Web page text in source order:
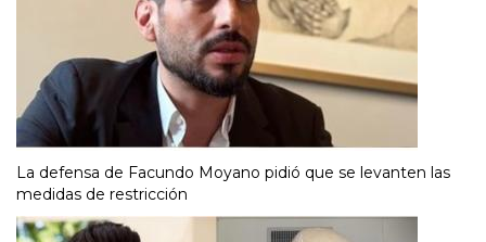
La defensa de Facundo Moyano pidió que se levanten las
medidas de restricción